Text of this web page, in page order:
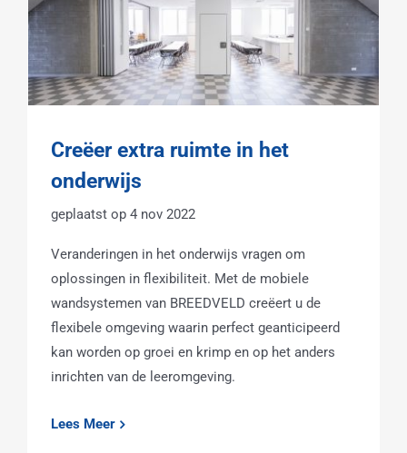
Creëer extra ruimte in het
onderwijs
4 nov 2022
Veranderingen in het onderwijs vragen om
oplossingen in flexibiliteit. Met de mobiele
wandsystemen van BREEDVELD creëert u de
flexibele omgeving waarin perfect geanticipeerd
kan worden op groei en krimp en op het anders
inrichten van de leeromgeving.
Lees Meer